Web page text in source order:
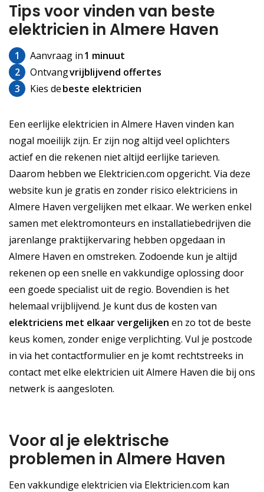
Tips voor vinden van beste
elektricien in Almere Haven
1 Aanvraag in1 minuut
2
Ontvangvrijblijvend offertes
3
Kies debeste elektricien
Een eerlijke elektricien in Almere Haven vinden kan
nogal moeilijk zijn. Er zijn nog altijd veel oplichters
actief en die rekenen niet altijd eerlijke tarieven.
Daarom hebben we Elektricien.com opgericht. Via deze
website kun je gratis en zonder risico elektriciens in
Almere Haven vergelijken met elkaar. We werken enkel
samen met elektromonteurs en installatiebedrijven die
jarenlange praktijkervaring hebben opgedaan in
Almere Haven en omstreken. Zodoende kun je altijd
rekenen op een snelle en vakkundige oplossing door
een goede specialist uit de regio. Bovendien is het
helemaal vrijblijvend. Je kunt dus de kosten van
elektriciens met elkaar vergelijken en zo tot de beste
keus komen, zonder enige verplichting. Vul je postcode
in via het contactformulier en je komt rechtstreeks in
contact met elke elektricien uit Almere Haven die bij ons
netwerk is aangesloten.
Voor al je elektrische
problemen in Almere Haven
Een vakkundige elektricien via Elektricien.com kan